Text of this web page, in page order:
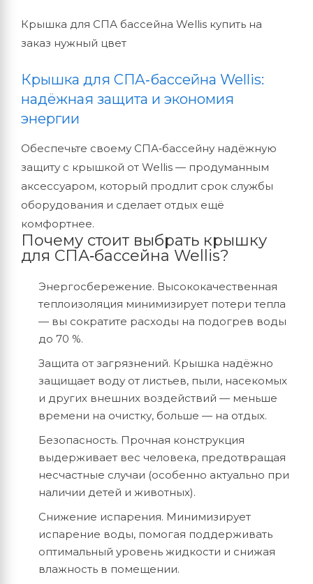
Крышка для СПА бассейна Wellis купить на
заказ нужный цвет
Крышка для СПА‑бассейна Wellis:
надёжная защита и экономия
энергии
Обеспечьте своему СПА‑бассейну надёжную
защиту с крышкой от Wellis — продуманным
аксессуаром, который продлит срок службы
оборудования и сделает отдых ещё
комфортнее.
Почему стоит выбрать крышку
для СПА‑бассейна Wellis?
Энергосбережение. Высококачественная
теплоизоляция минимизирует потери тепла
— вы сократите расходы на подогрев воды
до 70 %.
Защита от загрязнений. Крышка надёжно
защищает воду от листьев, пыли, насекомых
и других внешних воздействий — меньше
времени на очистку, больше — на отдых.
Безопасность. Прочная конструкция
выдерживает вес человека, предотвращая
несчастные случаи (особенно актуально при
наличии детей и животных).
Снижение испарения. Минимизирует
испарение воды, помогая поддерживать
оптимальный уровень жидкости и снижая
влажность в помещении.